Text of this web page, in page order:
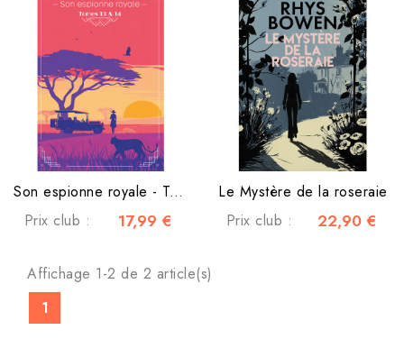
Son espionne royale - Tomes 13 & 14
Prix club :
17,99 €
Le Mystère de la roseraie
Prix club :
22,90 €
Affichage 1-2 de 2 article(s)
1